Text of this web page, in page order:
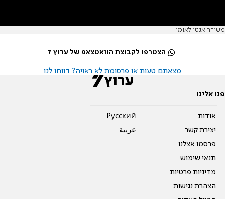
משורר אנטי לאומי
הצטרפו לקבוצת הוואטצאפ של ערוץ 7
מצאתם טעות או פרסומת לא ראויה? דווחו לנו
פנו אלינו
אודות
יצירת קשר
פרסמו אצלנו
תנאי שימוש
מדיניות פרטיות
הצהרת נגישות
Pусский
عربية